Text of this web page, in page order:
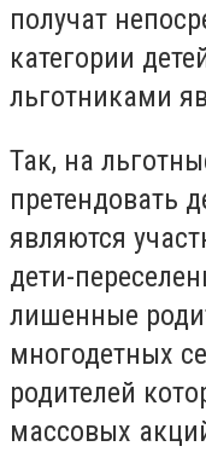
получат
категории
льготниками
Так, на
претендовать
являются
дети-
лишенные
многодетных
родителей
массовых